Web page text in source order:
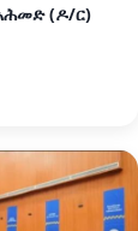
(ዶ/ር)